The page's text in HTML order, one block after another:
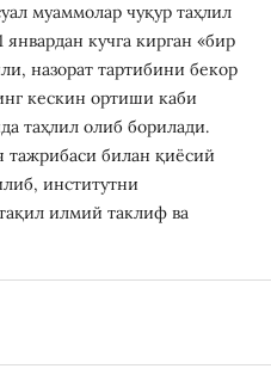
муаммолар чуқур таҳлил
кучга кирган «бир
назорат тартибини бекор
кескин ортиши каби
таҳлил олиб борилади.
тажрибаси билан қиёсий
институтни
илмий таклиф ва